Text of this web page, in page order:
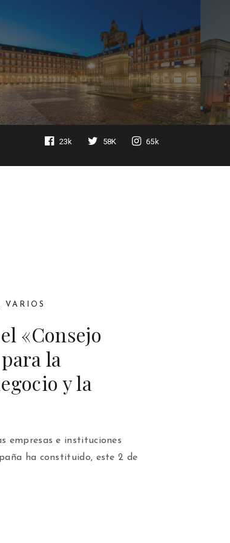
23k 58K 65k
VARIOS
«Consejo
la
y la
empresas e instituciones
ha constituido, este 2 de